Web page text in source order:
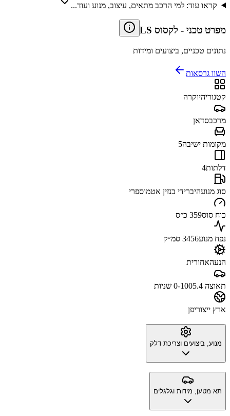
קראו עוד: למי הרכב מתאים, עיצוב, מנוע ועוד...
מפרט טכני - לקסוס LS
נתונים טכניים, ביצועים ומידות
השוו גרסאות
קטגוריהיוקרה
מרכבסדאן
מקומות ישיבה5
דלתות4
סוג מנועהיברידי בנזין אטמוספרי
כוח סוס359 כ״ס
נפח מנוע3456 סמ״ק
הנעהאחורית
תאוצה 0-100 5.4 שניות
ארץ ייצוריפן
מנוע, ביצועים וצריכת דלק
תא מטען, מידות וגלגלים